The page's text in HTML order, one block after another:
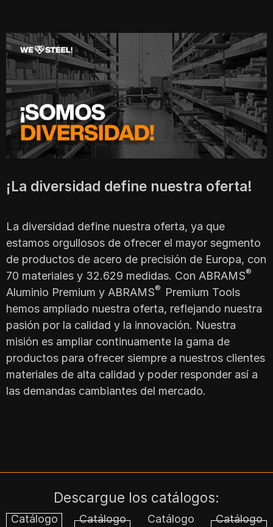
¡La diversidad define nuestra oferta!
La diversidad define nuestra oferta, ya que
estamos orgullosos de ofrecer el mayor segmento
de productos de acero de precisión de Europa, con
70 materiales y 32.629 medidas. Con ABRAMS®
Aluminio Premium y ABRAMS® Premium Tools
hemos ampliado nuestra oferta, reflejando nuestra
pasión por la calidad y la innovación. Nuestra
misión es ampliar continuamente la gama de
productos para ofrecer siempre a nuestros clientes
materiales de alta calidad y poder responder así a
las demandas cambiantes del mercado.
Descargue los catálogos:
Catálogo
Catálogo
Catálogo
Catálogo